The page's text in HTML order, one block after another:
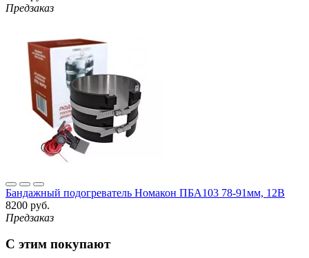
Предзаказ
Бандажный подогреватель Номакон ПБА103 78-91мм, 12В
8200 руб.
Предзаказ
С этим покупают